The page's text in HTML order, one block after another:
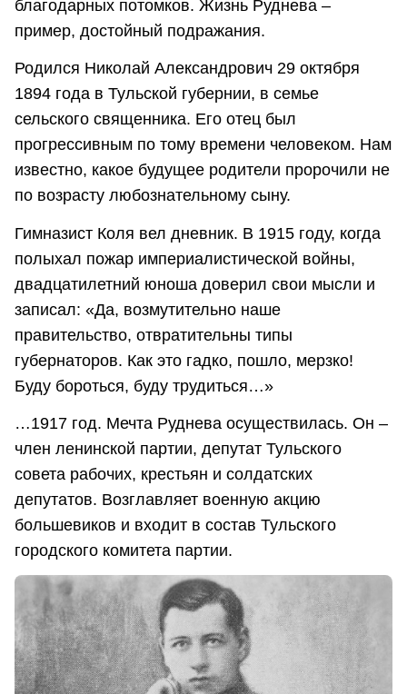
благодарных потомков. Жизнь Руднева –
пример, достойный подражания.
Родился Николай Александрович 29 октября
1894 года в Тульской губернии, в семье
сельского священника. Его отец был
прогрессивным по тому времени человеком. Нам
известно, какое будущее родители пророчили не
по возрасту любознательному сыну.
Гимназист Коля вел дневник. В 1915 году, когда
полыхал пожар империалистической войны,
двадцатилетний юноша доверил свои мысли и
записал: «Да, возмутительно наше
правительство, отвратительны типы
губернаторов. Как это гадко, пошло, мерзко!
Буду бороться, буду трудиться…»
…1917 год. Мечта Руднева осуществилась. Он –
член ленинской партии, депутат Тульского
совета рабочих, крестьян и солдатских
депутатов. Возглавляет военную акцию
большевиков и входит в состав Тульского
городского комитета партии.